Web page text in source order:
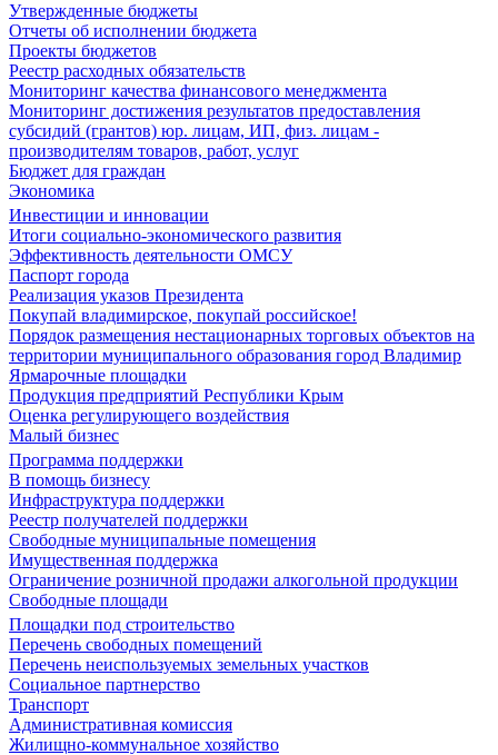
Утвержденные бюджеты
Отчеты об исполнении бюджета
Проекты бюджетов
Реестр расходных обязательств
Мониторинг качества финансового менеджмента
Мониторинг достижения результатов предоставления
субсидий (грантов) юр. лицам, ИП, физ. лицам -
производителям товаров, работ, услуг
Бюджет для граждан
Экономика
Инвестиции и инновации
Итоги социально-экономического развития
Эффективность деятельности ОМСУ
Паспорт города
Реализация указов Президента
Покупай владимирское, покупай российское!
Порядок размещения нестационарных торговых объектов на
территории муниципального образования город Владимир
Ярмарочные площадки
Продукция предприятий Республики Крым
Оценка регулирующего воздействия
Малый бизнес
Программа поддержки
В помощь бизнесу
Инфраструктура поддержки
Реестр получателей поддержки
Свободные муниципальные помещения
Имущественная поддержка
Ограничение розничной продажи алкогольной продукции
Свободные площади
Площадки под строительство
Перечень свободных помещений
Перечень неиспользуемых земельных участков
Социальное партнерство
Транспорт
Административная комиссия
Жилищно-коммунальное хозяйство